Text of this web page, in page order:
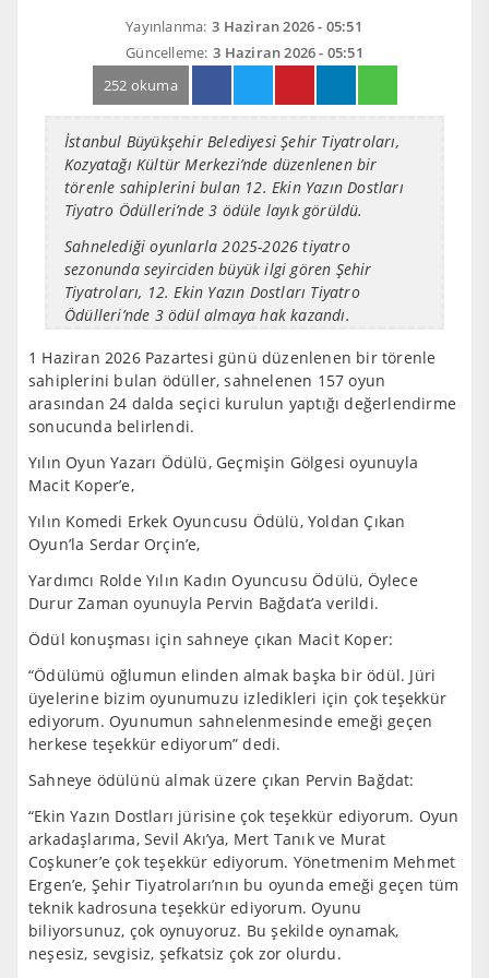
Yayınlanma: 3 Haziran 2026 - 05:51
Güncelleme: 3 Haziran 2026 - 05:51
252 okuma
İstanbul Büyükşehir Belediyesi Şehir Tiyatroları,
Kozyatağı Kültür Merkezi’nde düzenlenen bir
törenle sahiplerini bulan 12. Ekin Yazın Dostları
Tiyatro Ödülleri’nde 3 ödüle layık görüldü.
Sahnelediği oyunlarla 2025-2026 tiyatro
sezonunda seyirciden büyük ilgi gören Şehir
Tiyatroları, 12. Ekin Yazın Dostları Tiyatro
Ödülleri’nde 3 ödül almaya hak kazandı.
1 Haziran 2026 Pazartesi günü düzenlenen bir törenle
sahiplerini bulan ödüller, sahnelenen 157 oyun
arasından 24 dalda seçici kurulun yaptığı değerlendirme
sonucunda belirlendi.
Yılın Oyun Yazarı Ödülü, Geçmişin Gölgesi oyunuyla
Macit Koper’e,
Yılın Komedi Erkek Oyuncusu Ödülü, Yoldan Çıkan
Oyun’la Serdar Orçin’e,
Yardımcı Rolde Yılın Kadın Oyuncusu Ödülü, Öylece
Durur Zaman oyunuyla Pervin Bağdat’a verildi.
Ödül konuşması için sahneye çıkan Macit Koper:
“Ödülümü oğlumun elinden almak başka bir ödül. Jüri
üyelerine bizim oyunumuzu izledikleri için çok teşekkür
ediyorum. Oyunumun sahnelenmesinde emeği geçen
herkese teşekkür ediyorum” dedi.
Sahneye ödülünü almak üzere çıkan Pervin Bağdat:
“Ekin Yazın Dostları jürisine çok teşekkür ediyorum. Oyun
arkadaşlarıma, Sevil Akı’ya, Mert Tanık ve Murat
Coşkuner’e çok teşekkür ediyorum. Yönetmenim Mehmet
Ergen’e, Şehir Tiyatroları’nın bu oyunda emeği geçen tüm
teknik kadrosuna teşekkür ediyorum. Oyunu
biliyorsunuz, çok oynuyoruz. Bu şekilde oynamak,
neşesiz, sevgisiz, şefkatsiz çok zor olurdu.